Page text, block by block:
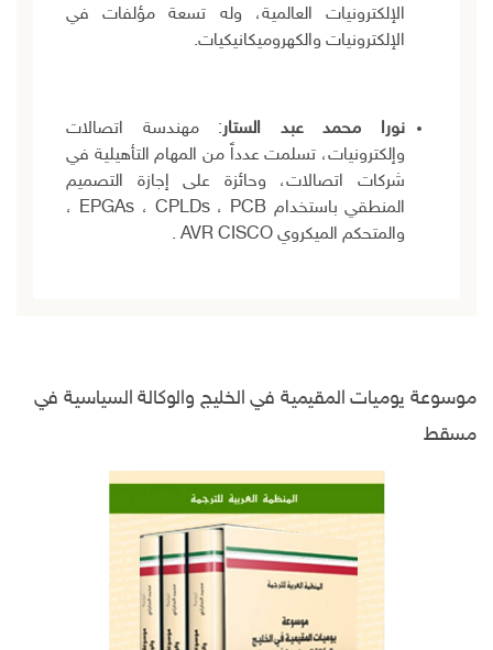
الإلكترونيات العالمية، وله تسعة مؤلفات في
الإلكترونيات والكهروميكانيكيات.
نورا محمد عبد الستار: مهندسة اتصالات
وإلكترونيات، تسلمت عدداً من المهام التأهيلية في
شركات اتصالات، وحائزة على إجازة التصميم
المنطقي باستخدام EPGAs ، CPLDs ، PCB ،
والمتحكم الميكروي AVR CISCO .
موسوعة يوميات المقيمية في الخليج والوكالة السياسية في
مسقط